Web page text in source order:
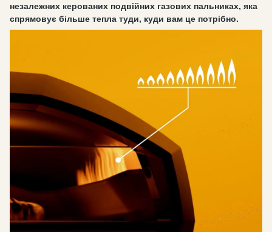
незалежних керованих подвійних газових пальниках, яка
спрямовує більше тепла туди, куди вам це потрібно.